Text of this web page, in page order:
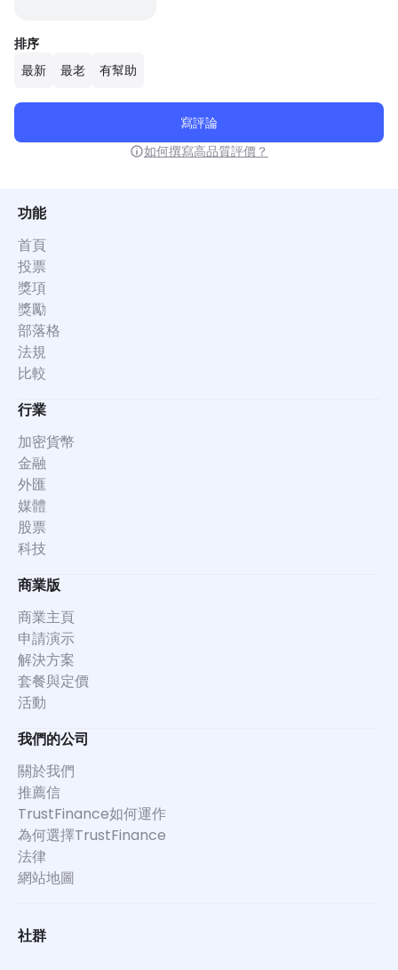
排序
最新
最老 有幫助
寫評論
如何撰寫高品質評價？
功能
首頁
投票
獎項
獎勵
部落格
法規
比較
行業
加密貨幣
金融
外匯
媒體
股票
科技
商業版
商業主頁
申請演示
解決方案
套餐與定價
活動
我們的公司
關於我們
推薦信
TrustFinance如何運作
為何選擇TrustFinance
法律
網站地圖
社群